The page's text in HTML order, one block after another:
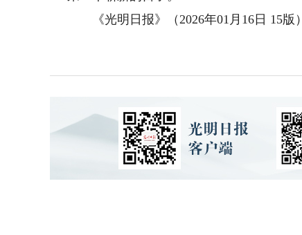
《光明日报》（2026年01月16日 15版）